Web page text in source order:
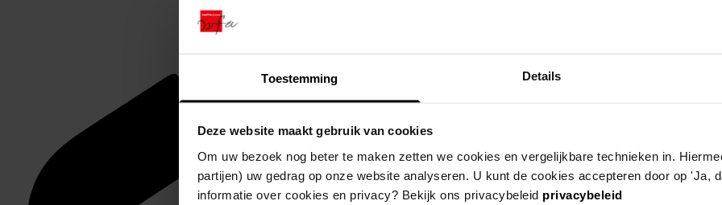
Toestemming Details
Deze website maakt gebruik van cookies
Om uw bezoek nog beter te maken zetten we cookies en vergelijkbare technieken in.
partijen) uw gedrag op onze website analyseren. U kunt de cookies accepteren door op 'Ja,
informatie over cookies en privacy? Bekijk ons privacybeleid privacybeleid